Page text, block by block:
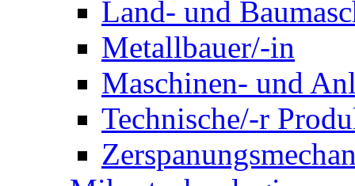
Land- und
Metallbauer/-in
Maschinen- und
Technische/-r